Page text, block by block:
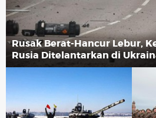
Rusak Berat-Hancur Lebur,
Rusia Ditelantarkan di